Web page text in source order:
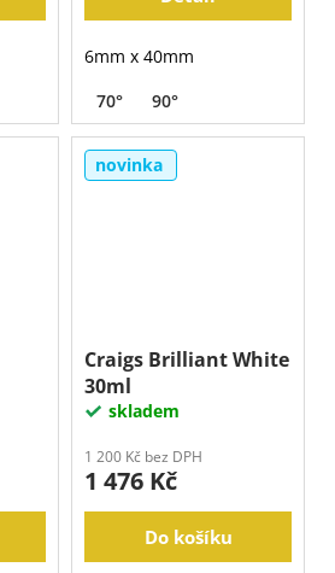
6mm x 40mm
70°
90°
novinka
Craigs Brilliant White
30ml
skladem
1 200 Kč bez DPH
1 476 Kč
Do košíku